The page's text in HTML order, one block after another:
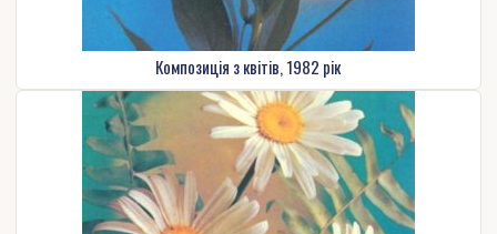
Композиція з квітів, 1982 рік